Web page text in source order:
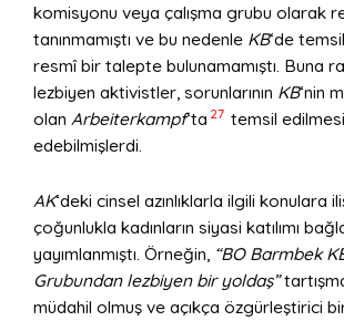
komisyonu veya çalışma grubu olarak
tanınmamıştı ve bu nedenle KB‘de
resmî bir talepte bulunamamıştı. Buna
lezbiyen aktivistler, sorunlarının KB‘nin
olan Arbeiterkampf‘ta 27 temsil
edebilmişlerdi.
AK‘deki cinsel azınlıklarla ilgili konulara
çoğunlukla kadınların siyasi katılımı
yayımlanmıştı. Örneğin, “BO Barmbek
Grubundan lezbiyen bir yoldaş”
müdahil olmuş ve açıkça özgürleştirici